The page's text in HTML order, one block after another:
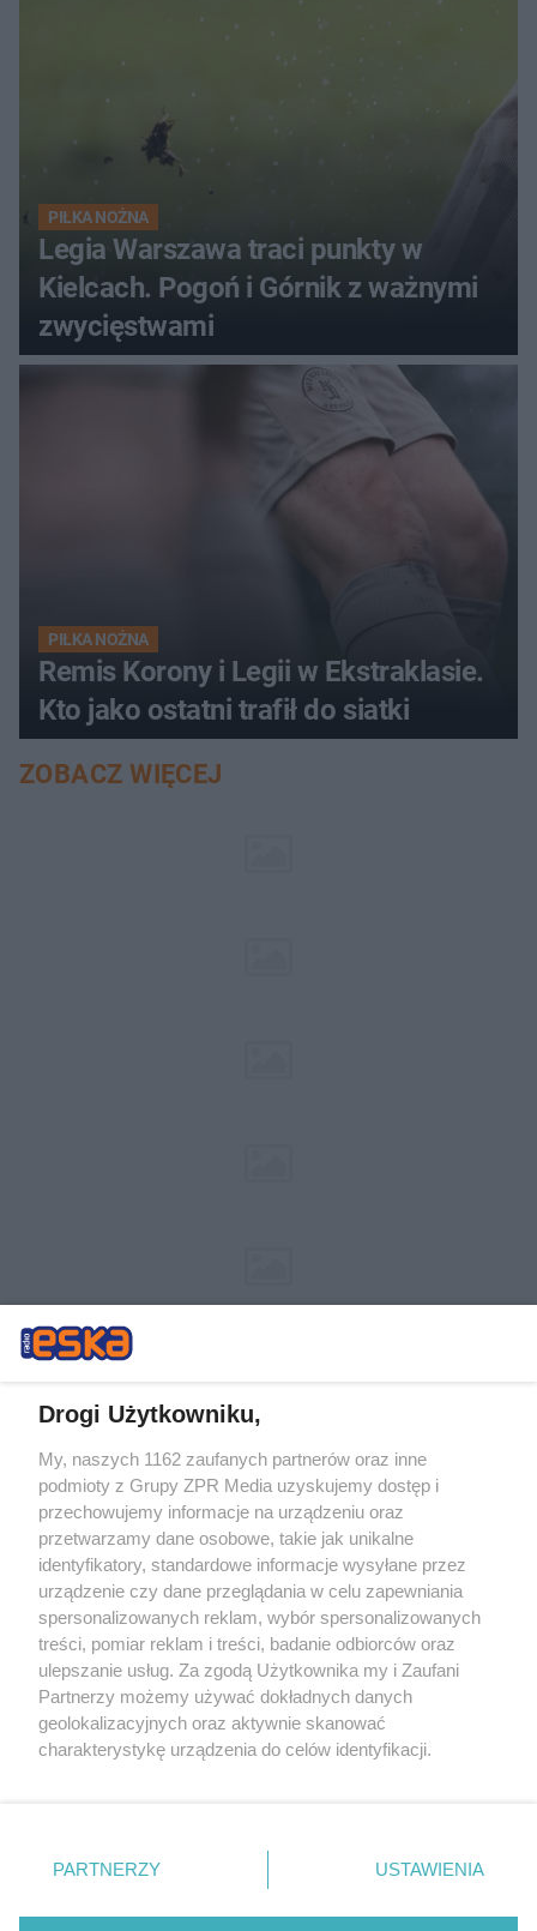
PIŁKA NOŻNA
Legia Warszawa traci punkty w
Kielcach. Pogoń i Górnik z ważnymi
zwycięstwami
PIŁKA NOŻNA
Remis Korony i Legii w Ekstraklasie.
Kto jako ostatni trafił do siatki
ZOBACZ WIĘCEJ
Żaden utwór zamieszczony w serwisie nie może być powielany i
rozpowszechniany lub dalej rozpowszechniany w jakikolwiek sposób (w
tym także elektroniczny lub mechaniczny) na jakimkolwiek polu
eksploatacji w jakiejkolwiek formie, włącznie z umieszczaniem w
Internecie bez pisemnej zgody właściciela praw. Jakiekolwiek użycie lub
wykorzystanie utworów w całości lub w części z naruszeniem prawa,
tzn. bez właściwej zgody, jest zabronione pod groźbą kary i może być
ścigane prawnie.
© 2026 Grupa ZPR Media
Drogi Użytkowniku,
My, naszych 1162 zaufanych partnerów oraz inne
podmioty z Grupy ZPR Media uzyskujemy dostęp i
przechowujemy informacje na urządzeniu oraz
przetwarzamy dane osobowe, takie jak unikalne
identyfikatory, standardowe informacje wysyłane przez
urządzenie czy dane przeglądania w celu zapewniania
spersonalizowanych reklam, wybór spersonalizowanych
treści, pomiar reklam i treści, badanie odbiorców oraz
ulepszanie usług. Za zgodą Użytkownika my i Zaufani
Partnerzy możemy używać dokładnych danych
geolokalizacyjnych oraz aktywnie skanować
charakterystykę urządzenia do celów identyfikacji.
zmienić/wycofać klikając przycisk ustawień prywatności
znajdujący się w lewym dolnym rogu strony
rodzaje przetwarzania danych nie wymagają zgody
PARTNERZY USTAWIENIA